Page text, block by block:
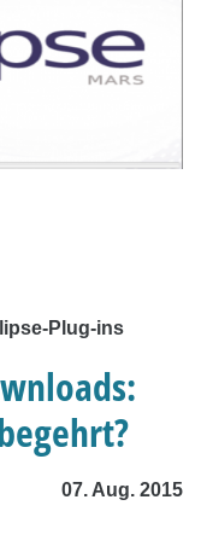
Plug-ins
07. Aug. 2015